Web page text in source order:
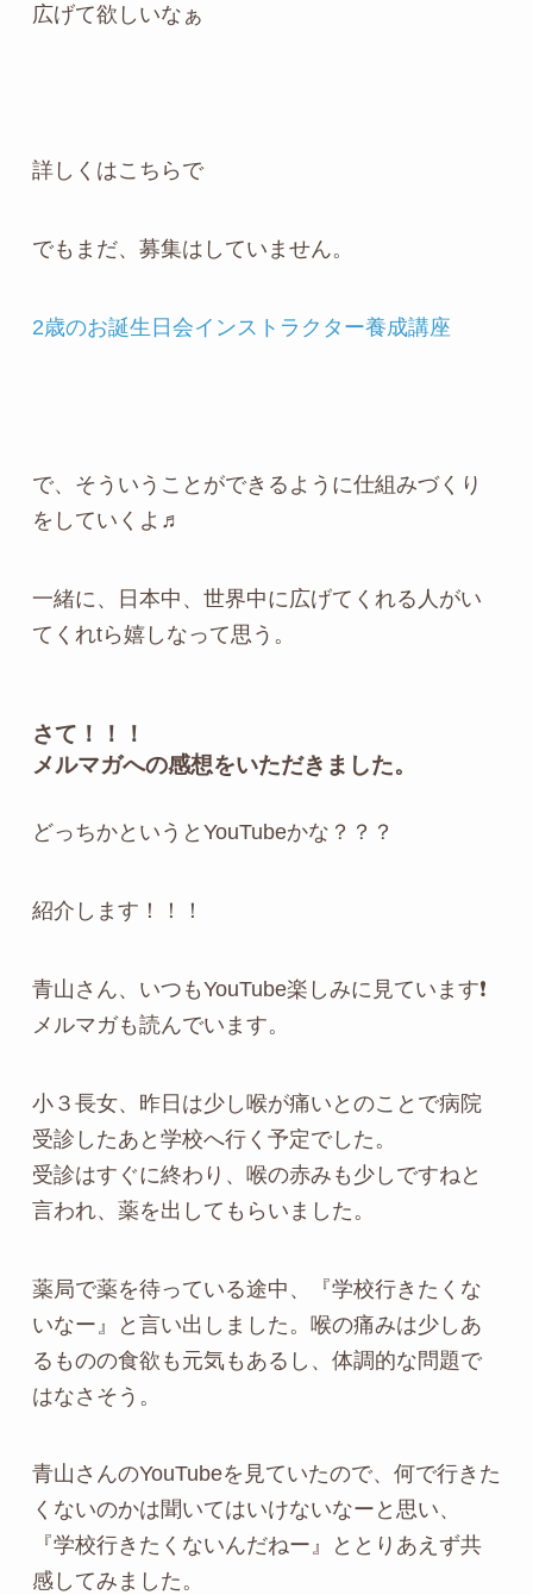
広げて欲しいなぁ
詳しくはこちらで
でもまだ、募集はしていません。
2歳のお誕生日会インストラクター養成講座
で、そういうことができるように仕組みづくり
をしていくよ♬
一緒に、日本中、世界中に広げてくれる人がい
てくれtら嬉しなって思う。
さて！！！
メルマガへの感想をいただきました。
どっちかというとYouTubeかな？？？
紹介します！！！
青山さん、いつもYouTube楽しみに見ています❗
メルマガも読んでいます。
小３長女、昨日は少し喉が痛いとのことで病院
受診したあと学校へ行く予定でした。
受診はすぐに終わり、喉の赤みも少しですねと
言われ、薬を出してもらいました。
薬局で薬を待っている途中、『学校行きたくな
いなー』と言い出しました。喉の痛みは少しあ
るものの食欲も元気もあるし、体調的な問題で
はなさそう。
青山さんのYouTubeを見ていたので、何で行きた
くないのかは聞いてはいけないなーと思い、
『学校行きたくないんだねー』ととりあえず共
感してみました。